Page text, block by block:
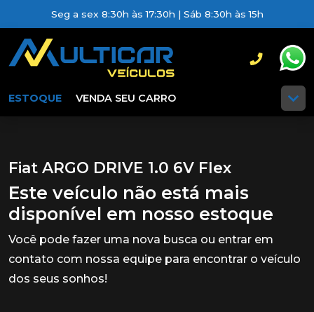
Seg a sex 8:30h às 17:30h | Sáb 8:30h às 15h
ESTOQUE VENDA SEU CARRO
Fiat ARGO DRIVE 1.0 6V Flex
Este veículo não está mais
disponível em nosso estoque
Você pode fazer uma nova busca ou entrar em
contato com nossa equipe para encontrar o veículo
dos seus sonhos!